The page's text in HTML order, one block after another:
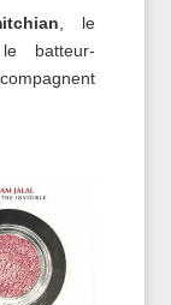
, le
batteur-